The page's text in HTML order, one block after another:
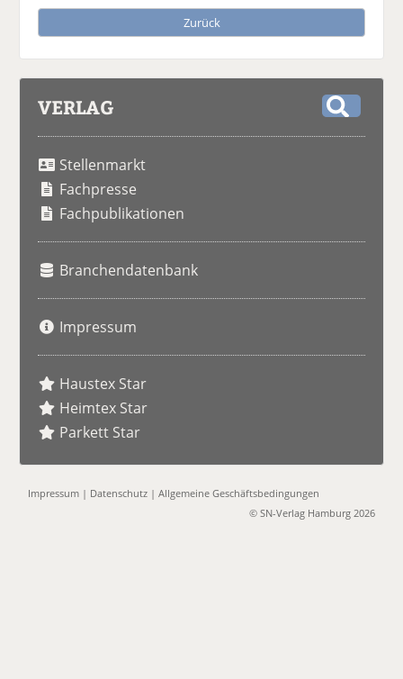
Zurück
VERLAG
Stellenmarkt
Fachpresse
Fachpublikationen
Branchendatenbank
Impressum
Haustex Star
Heimtex Star
Parkett Star
Impressum | Datenschutz |Allgemeine Geschäftsbedingungen
© SN-Verlag Hamburg 2026